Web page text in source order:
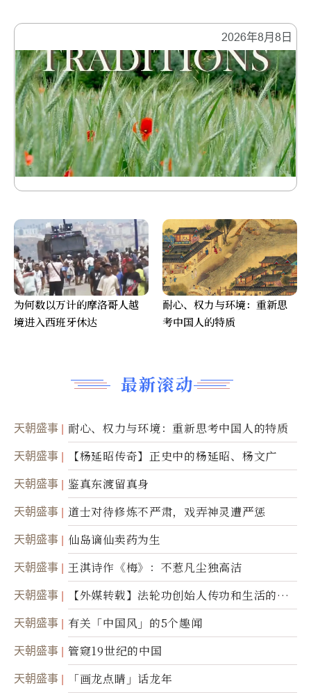
2026年8月8日
最新滚动
天朝盛事 耐心、权力与环境：重新思考中国人的特质
天朝盛事 【杨延昭传奇】正史中的杨延昭、杨文广
天朝盛事 鉴真东渡留真身
天朝盛事 道士对待修炼不严肃，戏弄神灵遭严惩
天朝盛事 仙岛谪仙卖药为生
天朝盛事 王淇诗作《梅》：不惹凡尘独高洁
天朝盛事
【外媒转载】法轮功创始人传功和生活的故
事
天朝盛事 有关「中国风」的5个趣闻
天朝盛事 管窥19世纪的中国
天朝盛事 「画龙点睛」话龙年
为何数以万计的摩洛哥人越
境进入西班牙休达
耐心、权力与环境：重新思
考中国人的特质